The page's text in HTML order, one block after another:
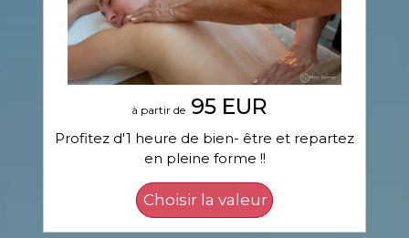
à partir de95 EUR
Profitez d'1 heure de bien- être et repartez
en pleine forme !!